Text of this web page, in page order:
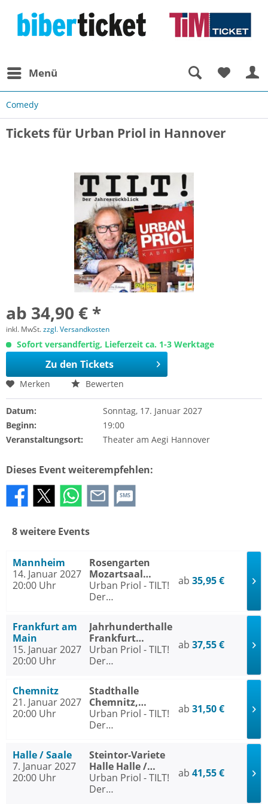
Menü
Comedy
Tickets für Urban Priol in Hannover
ab 34,90 € *
inkl. MwSt.zzgl. Versandkosten
Sofort versandfertig, Lieferzeit ca. 1-3 Werktage
Zu den Tickets
Merken Bewerten
Datum:
Sonntag, 17. Januar 2027
Beginn:
19:00
Veranstaltungsort:
Theater am Aegi Hannover
Dieses Event weiterempfehlen:
SMS
8 weitere Events
Mannheim
14. Januar 2027
20:00 Uhr
Rosengarten
Mozartsaal
Mannheim
Urban Priol - TILT!
Der
2026
ab 35,95 €
Frankfurt am
Main
15. Januar 2027
20:00 Uhr
Jahrhunderthalle
Frankfurt
Frankfurt am
Main
Urban Priol - TILT!
Der
2026
ab 37,55 €
Chemnitz
21. Januar 2027
20:00 Uhr
Stadthalle
Chemnitz,
Stadthallen-Saal
Urban Priol - TILT!
Der
2026
ab 31,50 €
Halle / Saale
7. Januar 2027
20:00 Uhr
Steintor-Variete
Halle Halle /
Saale
Urban Priol - TILT!
Der
ab 41,55 €